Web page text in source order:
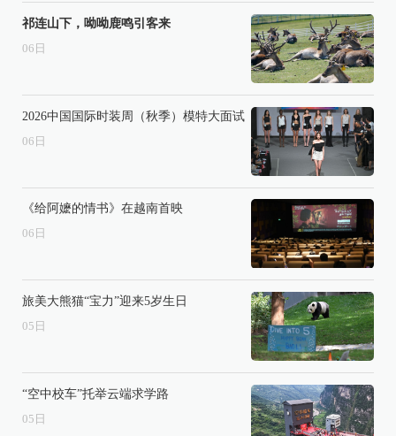
祁连山下，呦呦鹿鸣引客来
06 日
2026中国国际时装周（秋季）模特大面试
06 日
《给阿嬷的情书》在越南首映
06 日
旅美大熊猫“宝力”迎来5岁生日
05 日
“空中校车”托举云端求学路
05 日